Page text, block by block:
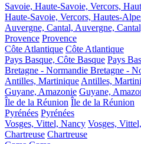
Savoie, Haute-Savoie, Vercors,
Haute-Savoie, Vercors, Hautes-
Auvergne, Cantal, Auvergne,
Provence Provence
Côte Atlantique Côte Atlantique
Pays Basque, Côte Basque Pays
Bretagne - Normandie Bretagne -
Antilles, Martinique Antilles,
Guyane, Amazonie Guyane,
Île de la Réunion Île de la Réunion
Pyrénées Pyrénées
Vosges, Vittel, Nancy Vosges,
Chartreuse Chartreuse